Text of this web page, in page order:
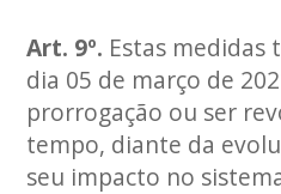
Art. 9º. Estas medidas
dia 05 de março de
prorrogação ou ser
tempo, diante da
seu impacto no